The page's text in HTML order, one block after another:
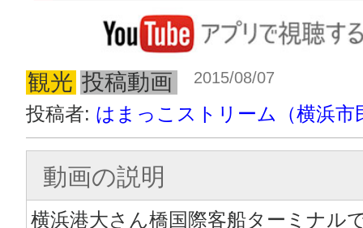
観光 投稿動画 2015/08/07
投稿者: はまっこストリーム（横浜市
動画の説明
横浜港大さん橋国際客船ターミナル